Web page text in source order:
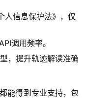
人信息保护法》，仅
调用频率。
，提升轨迹解读准确
能得到专业支持，包